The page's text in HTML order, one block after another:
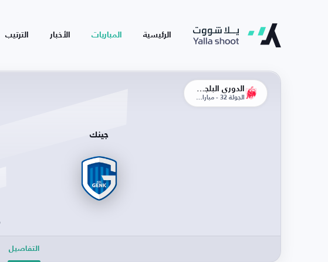
الرئيسية المباريات الأخبار الترتيب
الجولة 32 - مباراة الإياب
جينك
التفاصيل